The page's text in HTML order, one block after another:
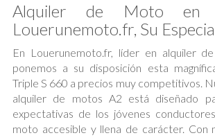
Alquiler de Moto en
Louerunemoto.fr, Su
En Louerunemoto.fr, líder en alquiler
ponemos a su disposición esta
Triple S 660 a precios muy competitivos.
alquiler de motos A2 está diseñado
expectativas de los jóvenes
moto accesible y llena de carácter. Con